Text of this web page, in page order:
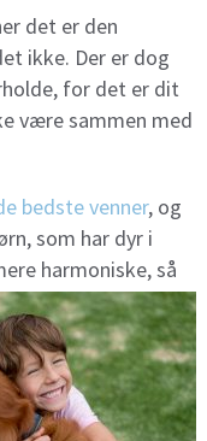
det er den
ikke. Der er dog
for det er dit
være sammen med
bedste venner, og
som har dyr i
harmoniske, så